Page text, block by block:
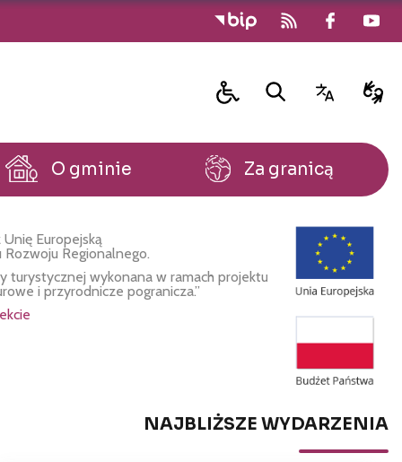
O gminie Za granicą
Europejską
Rozwoju Regionalnego.
turystycznej wykonana w ramach projektu
i przyrodnicze pogranicza.”
NAJBLIŻSZE WYDARZENIA